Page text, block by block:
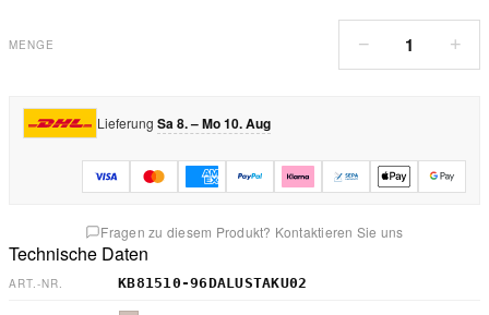
MENGE − 1 +
Lieferung Sa 8. – Mo 10. Aug
Fragen zu diesem Produkt? Kontaktieren Sie uns
Technische Daten
ART.-NR. KB81510-96DALUSTAKU02